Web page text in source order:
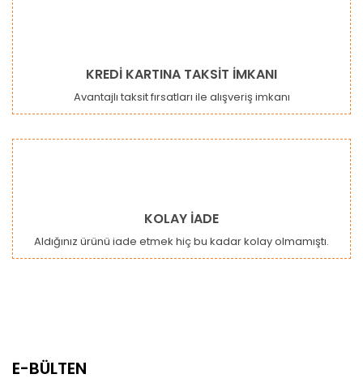
KREDİ KARTINA TAKSİT İMKANI
Avantajlı taksit fırsatları ile alışveriş imkanı
KOLAY İADE
Aldığınız ürünü iade etmek hiç bu kadar kolay olmamıştı.
E-BÜLTEN